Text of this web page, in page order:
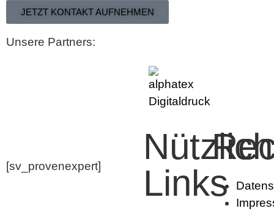
JETZT KONTAKT AUFNEHMEN
Unsere Partners:
[sv_provenexpert]
Links